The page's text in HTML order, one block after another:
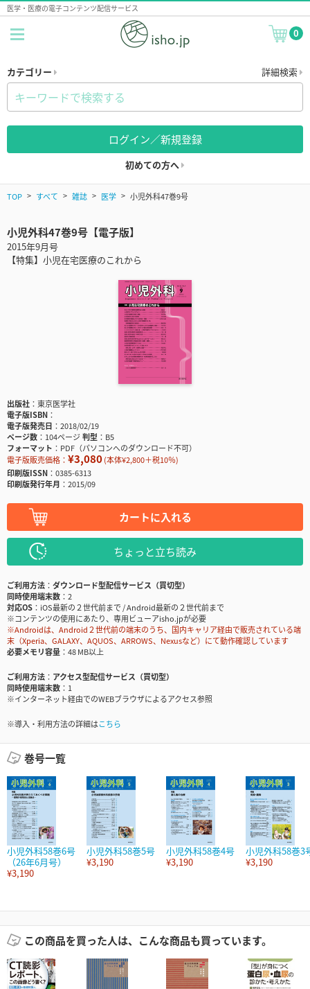
医学・医療の電子コンテンツ配信サービス
0
カテゴリー 詳細検索
ログイン／新規登録
初めての方へ
TOP すべて 雑誌 医学 小児外科47巻9号
小児外科47巻9号【電子版】
2015年9月号
【特集】小児在宅医療のこれから
出版社
東京医学社
電子版ISBN
電子版発売日
2018/02/19
ページ数
104ページ判型
B5
フォーマット
PDF（パソコンへのダウンロード不可）
電子版販売価格： ¥3,080(本体¥2,800＋税10％)
印刷版ISSN
0385-6313
印刷版発行年月
2015/09
カートに入れる
ちょっと立ち読み
ご利用方法
ダウンロード型配信サービス（買切型）
同時使用端末数
2
対応OS
iOS最新の２世代前まで / Android最新の２世代前まで
※コンテンツの使用にあたり、専用ビューアisho.jpが必要
※Androidは、Android２世代前の端末のうち、国内キャリア経由で販売されている端
末（Xperia、GALAXY、AQUOS、ARROWS、Nexusなど）にて動作確認しています
必要メモリ容量
48 MB以上
ご利用方法
アクセス型配信サービス（買切型）
同時使用端末数
1
※インターネット経由でのWEBブラウザによるアクセス参照
※導入・利用方法の詳細はこちら
巻号一覧
小児外科58巻6号
（26年6月号）
¥3,190
小児外科58巻5号
¥3,190
小児外科58巻4号
¥3,190
小児外科58巻3
¥3,190
この商品を買った人は、こんな商品も買っています。